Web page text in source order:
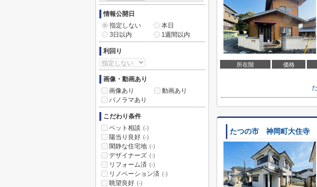
所在階 価格
たつの市 神岡町大住
情報公開日
指定しない
本日
3日以内
1週間以内
利回り
画像・動画あり
画像あり
動画あり
パノラマあり
こだわり条件
ペット相談 (-)
陽当り良好 (-)
閑静な住宅地 (-)
デザイナーズ (-)
リフォーム済 (-)
リノベーション済 (-)
眺望良好 (-)